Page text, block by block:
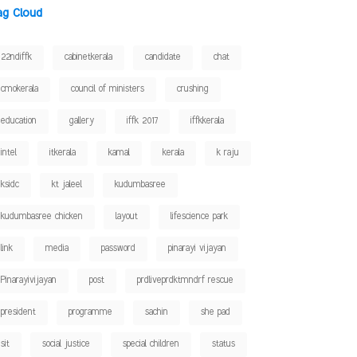
Cloud
22ndiffk cabinetkerala candidate chat
cmokerala council of ministers crushing
education gallery iffk 2017 iffkkerala
intel itkerala kamal kerala k raju
ksidc kt jaleel kudumbasree
kudumbasree chicken layout lifescience park
link media password pinarayi vijayan
Pinarayivijayan post prdliveprdktmndrf rescue
president programme sachin she pad
sit social justice special children status